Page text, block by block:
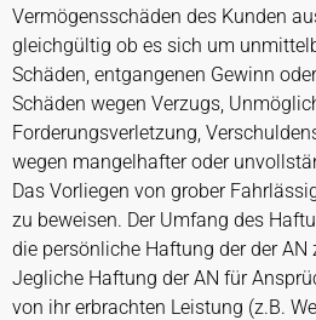
Vermögensschäden des Kunden
gleichgültig ob es sich um
Schäden, entgangenen Gewinn
Schäden wegen Verzugs,
Forderungsverletzung,
wegen mangelhafter oder
Das Vorliegen von grober
zu beweisen. Der Umfang des
die persönliche Haftung der der AN
Jegliche Haftung der AN für
von ihr erbrachten Leistung (z.B.